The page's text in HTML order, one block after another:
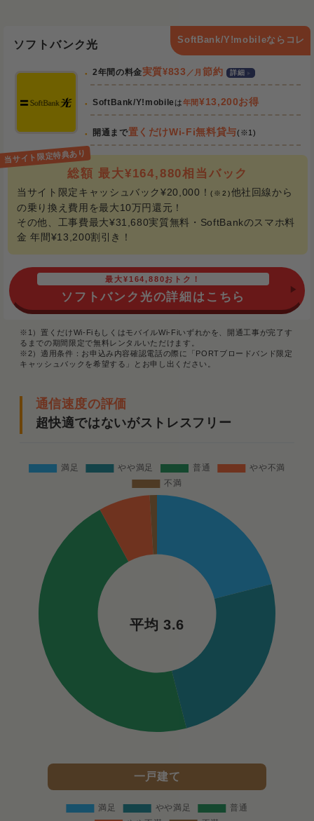
ソフトバンク光 SoftBank/Y!mobileならコレ
2年間の料金実質¥833 ／月 節約 詳細
SoftBank/Y!mobile は年間¥13,200お得
開通まで置くだけWi-Fi無料貸与(※1)
総額 最大¥164,880相当バック
当サイト限定キャッシュバック¥20,000！(※2)他社回線から
の乗り換え費用を最大10万円還元！
その他、工事費最大¥31,680実質無料・SoftBankのスマホ料
金 年間¥13,200割引き！
最大¥164,880おトク！
ソフトバンク光の詳細はこちら
※1）置くだけWi-FiもしくはモバイルWi-Fiいずれかを、開通工事が完了す
るまでの期間限定で無料レンタルいただけます。
※2）適用条件：お申込み内容確認電話の際に「PORTブロードバンド限定
キャッシュバックを希望する」とお申し出ください。
通信速度の評価
超快適ではないがストレスフリー
平均 3.6
一戸建て